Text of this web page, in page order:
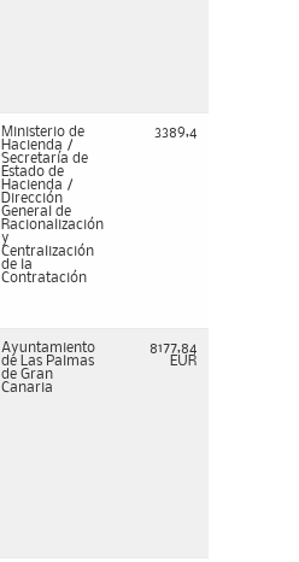
Ministerio de
Hacienda /
Secretaría de
Estado de
Hacienda /
Dirección
General de
Racionalización
y
Centralización
de la
Contratación
3389,4
Ayuntamiento
de Las Palmas
de Gran
Canaria
8177,84
EUR